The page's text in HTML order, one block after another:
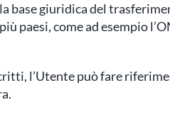
giuridica del
paesi, come ad esempio
l’Utente può fare